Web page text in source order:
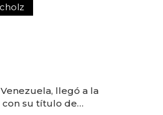
llegó a la
con su título de